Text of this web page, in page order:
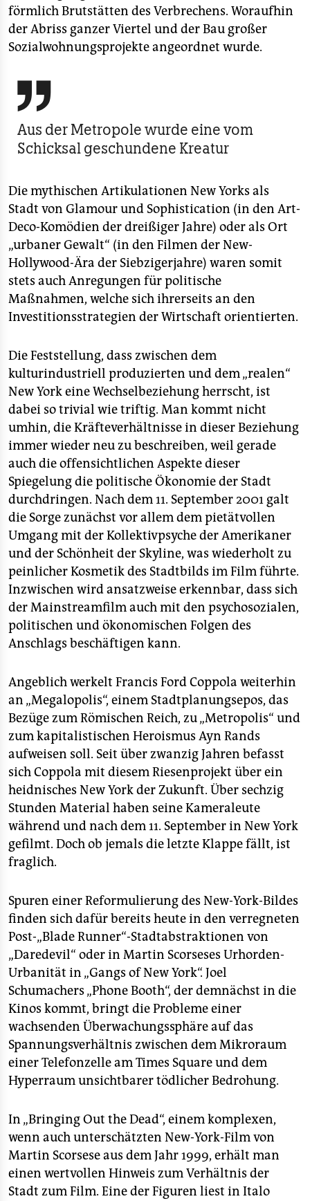
förmlich Brutstätten des Verbrechens. Woraufhin
der Abriss ganzer Viertel und der Bau großer
Sozialwohnungsprojekte angeordnet wurde.

Aus der Metropole wurde eine vom
Schicksal geschundene Kreatur
Die mythischen Artikulationen New Yorks als
Stadt von Glamour und Sophistication (in den Art-
Deco-Komödien der dreißiger Jahre) oder als Ort
„urbaner Gewalt“ (in den Filmen der New-
Hollywood-Ära der Siebzigerjahre) waren somit
stets auch Anregungen für politische
Maßnahmen, welche sich ihrerseits an den
Investitionsstrategien der Wirtschaft orientierten.
Die Feststellung, dass zwischen dem
kulturindustriell produzierten und dem „realen“
New York eine Wechselbeziehung herrscht, ist
dabei so trivial wie triftig. Man kommt nicht
umhin, die Kräfteverhältnisse in dieser Beziehung
immer wieder neu zu beschreiben, weil gerade
auch die offensichtlichen Aspekte dieser
Spiegelung die politische Ökonomie der Stadt
durchdringen. Nach dem 11. September 2001 galt
die Sorge zunächst vor allem dem pietätvollen
Umgang mit der Kollektivpsyche der Amerikaner
und der Schönheit der Skyline, was wiederholt zu
peinlicher Kosmetik des Stadtbilds im Film führte.
Inzwischen wird ansatzweise erkennbar, dass sich
der Mainstreamfilm auch mit den psychosozialen,
politischen und ökonomischen Folgen des
Anschlags beschäftigen kann.
Angeblich werkelt Francis Ford Coppola weiterhin
an „Megalopolis“, einem Stadtplanungsepos, das
Bezüge zum Römischen Reich, zu „Metropolis“ und
zum kapitalistischen Heroismus Ayn Rands
aufweisen soll. Seit über zwanzig Jahren befasst
sich Coppola mit diesem Riesenprojekt über ein
heidnisches New York der Zukunft. Über sechzig
Stunden Material haben seine Kameraleute
während und nach dem 11. September in New York
gefilmt. Doch ob jemals die letzte Klappe fällt, ist
fraglich.
Spuren einer Reformulierung des New-York-Bildes
finden sich dafür bereits heute in den verregneten
Post-„Blade Runner“-Stadtabstraktionen von
„Daredevil“ oder in Martin Scorseses Urhorden-
Urbanität in „Gangs of New York“. Joel
Schumachers „Phone Booth“, der demnächst in die
Kinos kommt, bringt die Probleme einer
wachsenden Überwachungssphäre auf das
Spannungsverhältnis zwischen dem Mikroraum
einer Telefonzelle am Times Square und dem
Hyperraum unsichtbarer tödlicher Bedrohung.
In „Bringing Out the Dead“, einem komplexen,
wenn auch unterschätzten New-York-Film von
Martin Scorsese aus dem Jahr 1999, erhält man
einen wertvollen Hinweis zum Verhältnis der
Stadt zum Film. Eine der Figuren liest in Italo